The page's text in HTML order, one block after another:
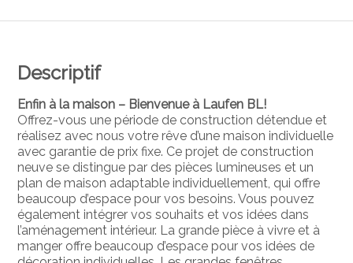
Descriptif
Enfin à la maison – Bienvenue à Laufen BL!
Offrez-vous une période de construction détendue et
réalisez avec nous votre rêve d’une maison individuelle
avec garantie de prix fixe. Ce projet de construction
neuve se distingue par des pièces lumineuses et un
plan de maison adaptable individuellement, qui offre
beaucoup d’espace pour vos besoins. Vous pouvez
également intégrer vos souhaits et vos idées dans
l’aménagement intérieur. La grande pièce à vivre et à
manger offre beaucoup d’espace pour vos idées de